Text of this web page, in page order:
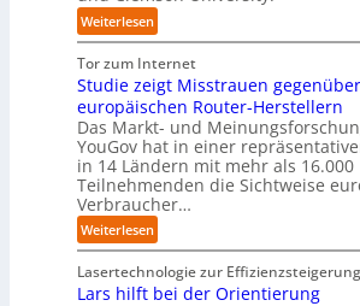
g
a
c
t
o
r
y
-
A
u
b
a
n
D
e
u
t
s
c
h
l
a
n
d
r
p
r
a
x
i
s
n
a
h
e
A
u
t
o
k
t
f
d
i
e
Z
u
k
u
f
t
s
t
e
m
T
e
a
m
t
r
i
t
Weiterlesen:
U
n
i
v
e
r
s
a
l
u
o
Tor zum Internet
Studie zeigt Misstrauen
europäischen Router-Herstellern
Das Markt- und
YouGov hat in einer
in 14 Ländern mit mehr als 16.000
Teilnehmenden die Sichtweise
Verbraucher…
Weiterlesen:
S
t
u
Lasertechnologie zur
Lars hilft bei der Orientierung